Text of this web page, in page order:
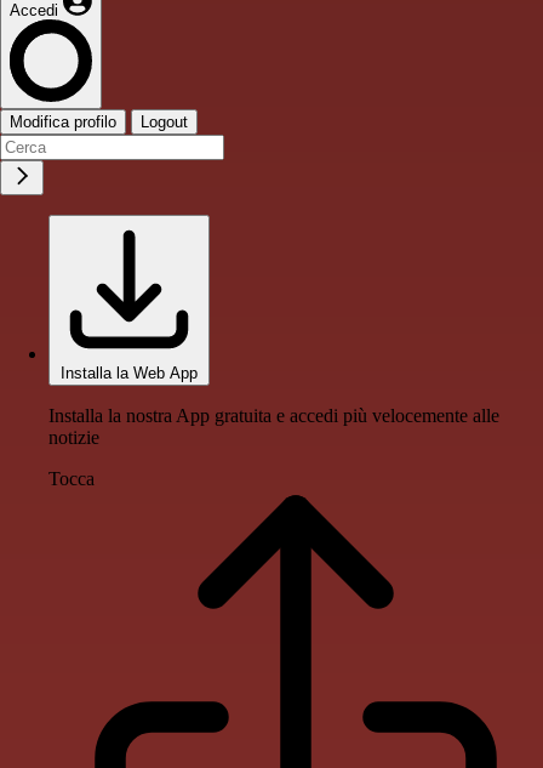
Accedi
Modifica profilo Logout
Installa la Web App
Installa la nostra App gratuita e accedi più velocemente alle
notizie
Tocca